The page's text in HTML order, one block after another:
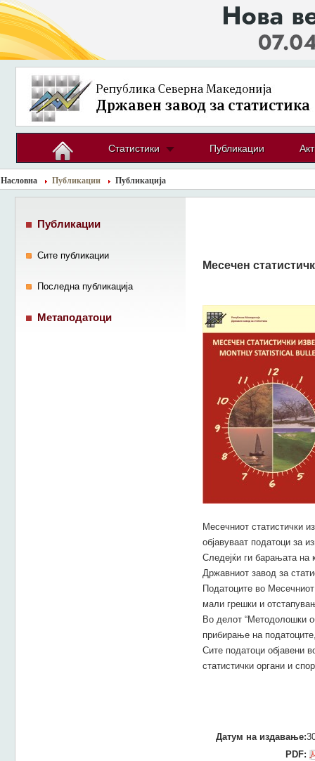
Статистики Публикации
Насловна Публикации Публикација
Месечен
Месечниот статистички
објавуваат податоци за
Следејќи ги барањата на
Државниот завод за
Податоците во
мали грешки и
Во делот “Методолошки
прибирање на
Сите податоци објавени
статистички органи и
Датум на издавање:
PDF:
Публикации
Сите публикации
Последна публикација
Метаподатоци